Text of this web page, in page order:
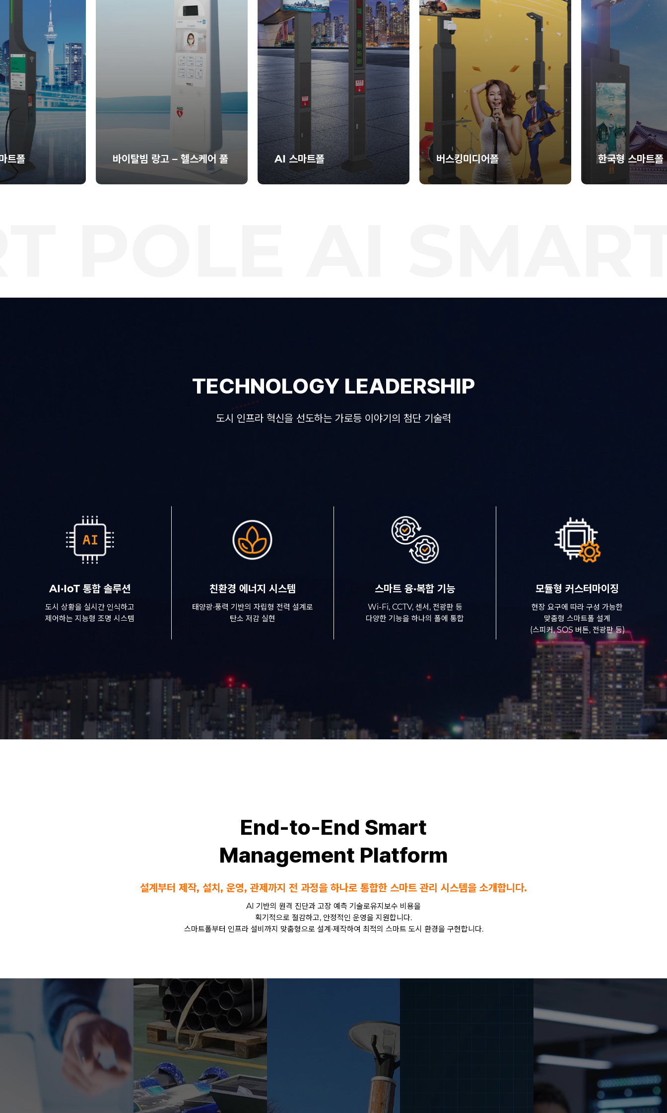
AI 스마트폴 버스킹미디어폴 한국형 스마트폴
트폴 바이탈빔 랑고 – 헬스케어 풀
TECHNOLOGY LEADERSHIP
도시 인프라 혁신을 선도하는 가로등 이야기의 첨단 기술력
AI·IoT 통합 솔루션
도시 상황을 실시간 인식하고
제어하는 지능형 조명 시스템
친환경 에너지 시스템
태양광·풍력 기반의 자립형 전력 설계로
탄소 저감 실현
스마트 융·복합 기능
Wi-Fi, CCTV, 센서, 전광판 등
다양한 기능을 하나의 폴에 통합
모듈형 커스터마이징
현장 요구에 따라 구성 가능한
맞춤형 스마트폴 설계
(스피커, SOS 버튼, 전광판 등)
End-to-End Smart
Management Platform
설계부터 제작, 설치, 운영, 관제까지 전 과정을 하나로 통합한 스마트 관리 시스템을 소개합니다.
AI 기반의 원격 진단과 고장 예측 기술로유지보수 비용을
획기적으로 절감하고, 안정적인 운영을 지원합니다.
스마트폴부터 인프라 설비까지 맞춤형으로 설계·제작하여 최적의 스마트 도시 환경을 구현합니다.